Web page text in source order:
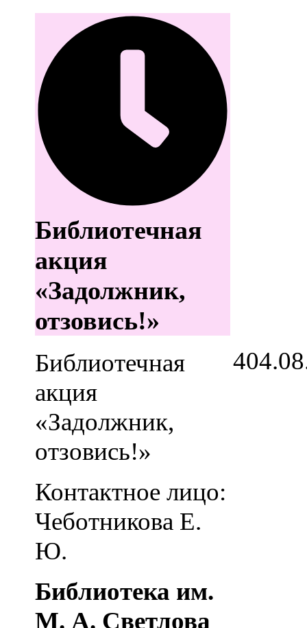
Библиотечная
акция
«Задолжник,
отзовись!»
Библиотечная
акция
«Задолжник,
отзовись!»
Контактное лицо:
Чеботникова Е.
Ю.
Библиотека им.
М. А. Светлова
4